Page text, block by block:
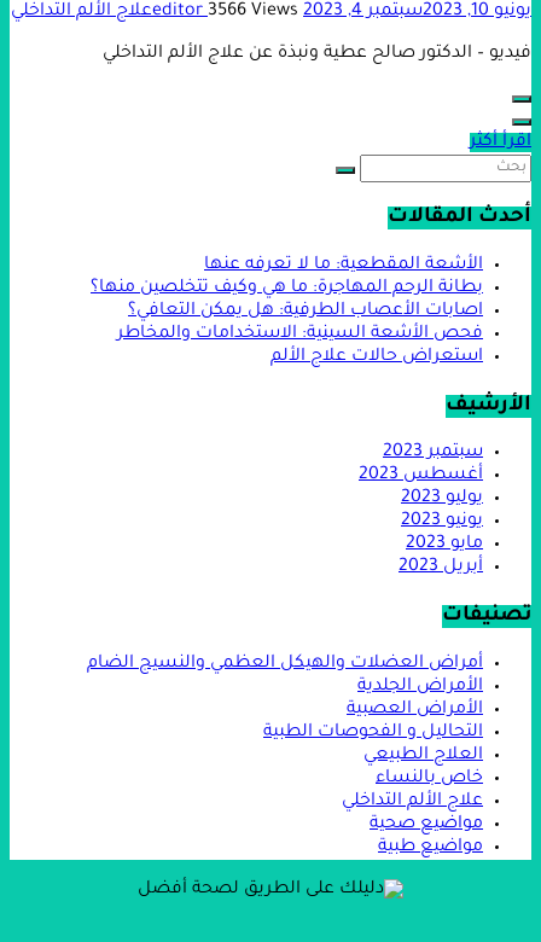
يونيو 10, 2023 سبتمبر 4, 2023 editor3566 Views علاج الألم التداخلي
فيديو – الدكتور صالح عطية ونبذة عن علاج الألم التداخلي
اقرأ أكثر
أحدث المقالات
الأشعة المقطعية: ما لا تعرفه عنها
بطانة الرحم المهاجرة: ما هي وكيف تتخلصين منها؟
اصابات الأعصاب الطرفية: هل يمكن التعافي؟
فحص الأشعة السينية: الاستخدامات والمخاطر
استعراض حالات علاج الألم
الأرشيف
سبتمبر 2023
أغسطس 2023
يوليو 2023
يونيو 2023
مايو 2023
أبريل 2023
تصنيفات
أمراض العضلات والهيكل العظمي والنسيج الضام
الأمراض الجلدية
الأمراض العصبية
التحاليل و الفحوصات الطبية
العلاج الطبيعي
خاص بالنساء
علاج الألم التداخلي
مواضيع صحية
مواضيع طبية